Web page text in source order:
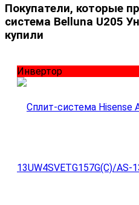
Покупатели, которые
система Belluna U205
купили
Инвертор